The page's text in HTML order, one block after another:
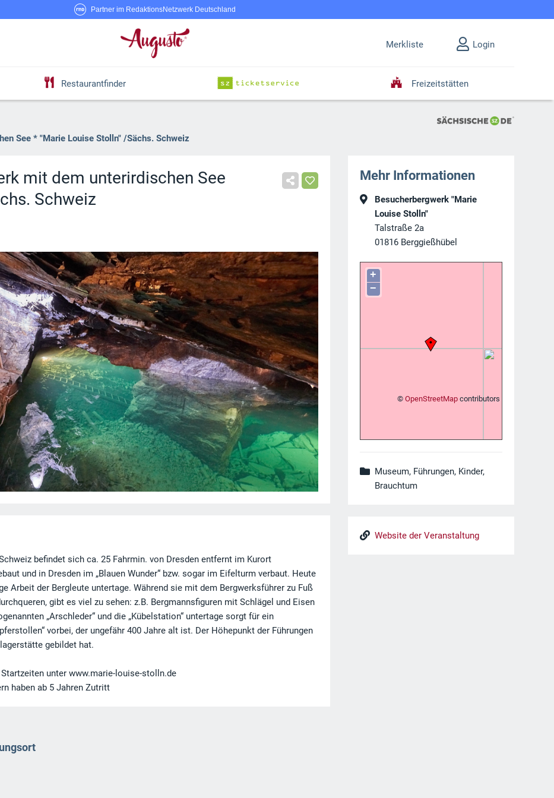
Partner im RedaktionsNetzwerk Deutschland
Merkliste Login
Restaurantfinder Freizeitstätten
See * "Marie Louise Stolln" /Sächs. Schweiz
mit dem unterirdischen See
Schweiz
befindet sich ca. 25 Fahrmin. von Dresden entfernt im Kurort
und in Dresden im „Blauen Wunder“ bzw. sogar im Eifelturm verbaut. Heute
Arbeit der Bergleute untertage. Während sie mit dem Bergwerksführer zu Fuß
gibt es viel zu sehen: z.B. Bergmannsfiguren mit Schlägel und Eisen
„Arschleder“ und die „Kübelstation“ untertage sorgt für ein
vorbei, der ungefähr 400 Jahre alt ist. Der Höhepunkt der Führungen
gebildet hat.
unter www.marie-louise-stolln.de
haben ab 5 Jahren Zutritt
Mehr Informationen
Besucherbergwerk "Marie
Louise Stolln"
Talstraße 2a
01816 Berggießhübel
+
−
© OpenStreetMapcontributors
Museum, Führungen, Kinder,
Brauchtum
Website der Veranstaltung